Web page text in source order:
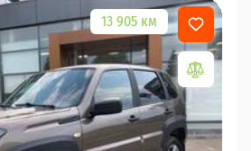
13 905 км